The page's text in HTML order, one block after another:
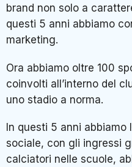
brand non solo a
questi 5 anni abbiamo
marketing.
Ora abbiamo oltre 100
coinvolti all’interno del
uno stadio a norma.
In questi 5 anni
sociale, con gli ingressi
calciatori nelle scuole,